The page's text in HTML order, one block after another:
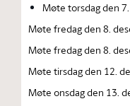
Møte torsdag den
Møte fredag den 8.
Møte fredag den 8.
Møte tirsdag den 12.
Møte onsdag den 13.